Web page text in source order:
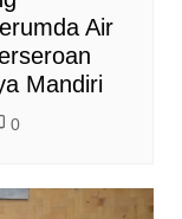
Air
Mandiri
0